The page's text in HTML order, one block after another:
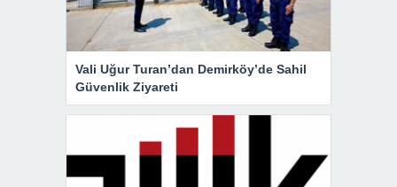
Vali Uğur Turan’dan Demirköy’de Sahil
Güvenlik Ziyareti